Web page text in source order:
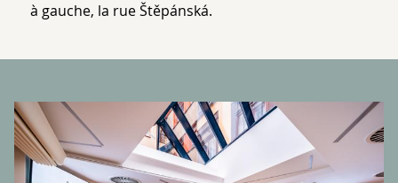
à gauche, la rue Štěpánská.
BANNERS